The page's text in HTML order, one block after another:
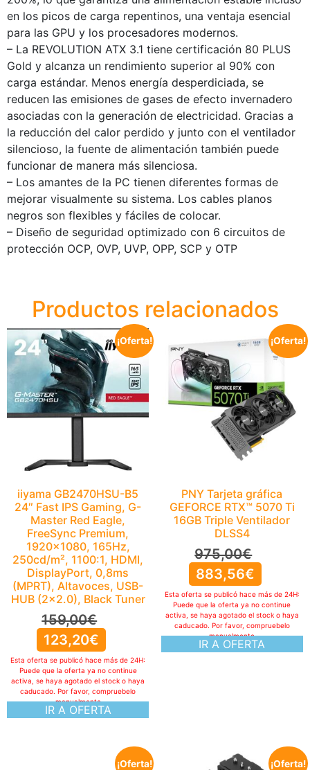
en los picos de carga repentinos, una ventaja esencial
para las GPU y los procesadores modernos.
– La REVOLUTION ATX 3.1 tiene certificación 80 PLUS
Gold y alcanza un rendimiento superior al 90% con
carga estándar. Menos energía desperdiciada, se
reducen las emisiones de gases de efecto invernadero
asociadas con la generación de electricidad. Gracias a
la reducción del calor perdido y junto con el ventilador
silencioso, la fuente de alimentación también puede
funcionar de manera más silenciosa.
– Los amantes de la PC tienen diferentes formas de
mejorar visualmente su sistema. Los cables planos
negros son flexibles y fáciles de colocar.
– Diseño de seguridad optimizado con 6 circuitos de
protección OCP, OVP, UVP, OPP, SCP y OTP
Productos relacionados
¡Oferta!
iiyama GB2470HSU-B5
24″ Fast IPS Gaming, G-
Master Red Eagle,
FreeSync Premium,
1920×1080, 165Hz,
250cd/m², 1100:1, HDMI,
DisplayPort, 0,8ms
(MPRT), Altavoces, USB-
HUB (2×2.0), Black Tuner
159,00€
123,20€
IR A OFERTA
Esta oferta se publicó hace más de 24H:
Puede que la oferta ya no continue
activa, se haya agotado el stock o haya
caducado. Por favor, compruebelo
manualmente
¡Oferta!
PNY Tarjeta gráfica
GEFORCE RTX™ 5070 Ti
16GB Triple Ventilador
DLSS4
975,00€
883,56€
IR A OFERTA
Esta oferta se publicó hace más de 24H:
Puede que la oferta ya no continue
activa, se haya agotado el stock o haya
caducado. Por favor, compruebelo
manualmente
¡Oferta! ¡Oferta!